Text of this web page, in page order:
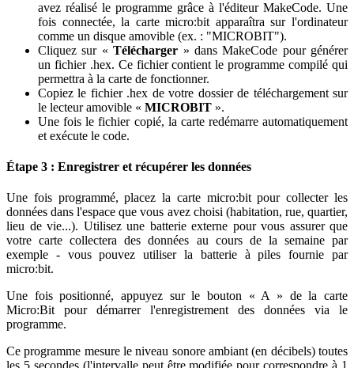
avez réalisé le programme grâce à l'éditeur MakeCode. Une
fois connectée, la carte micro:bit apparaîtra sur l'ordinateur
comme un disque amovible (ex. : "MICROBIT").
Cliquez sur «Télécharger » dans MakeCode pour générer
un fichier .hex. Ce fichier contient le programme compilé qui
permettra à la carte de fonctionner.
Copiez le fichier .hex de votre dossier de téléchargement sur
le lecteur amovible « MICROBIT ».
Une fois le fichier copié, la carte redémarre automatiquement
et exécute le code.
Étape 3 : Enregistrer et récupérer les données
Une fois programmé, placez la carte micro:bitpour collecter les
données dans l'espace que vous avez choisi (habitation, rue, quartier,
lieu de vie...). Utilisez une batterie externe pour vous assurer que
votre carte collectera des données au cours de la semaine par
exemple - vous pouvez utiliser la batterie à piles fournie par
micro:bit.
Une fois positionné, appuyez sur le bouton « A » de la carte
Micro:Bitpour démarrer l'enregistrement des données via le
programme.
Ce programme mesure le niveau sonore ambiant (en décibels) toutes